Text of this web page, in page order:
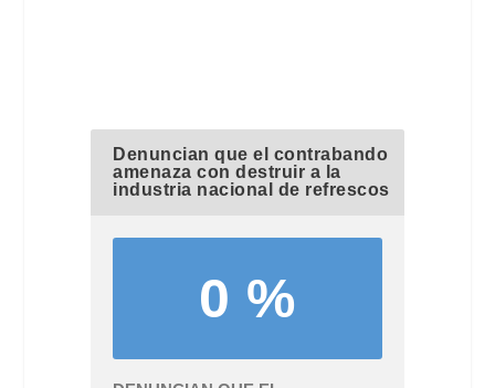
Denuncian que el contrabando
amenaza con destruir a la
industria nacional de refrescos
0 %